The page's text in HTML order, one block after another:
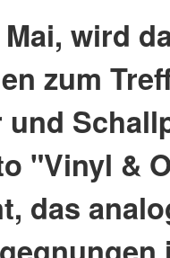
wird
zum
"Vinyl &
das